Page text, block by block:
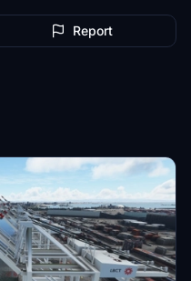
Report